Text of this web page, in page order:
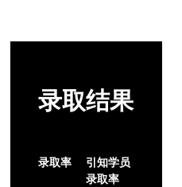
录取结果
录取率
引知学员
录取率